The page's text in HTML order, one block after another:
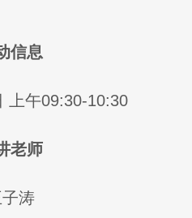
信息
上午09:30-10:30
老师
涛